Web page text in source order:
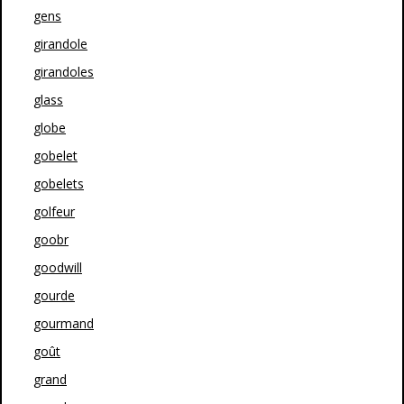
gens
girandole
girandoles
glass
globe
gobelet
gobelets
golfeur
goobr
goodwill
gourde
gourmand
goût
grand